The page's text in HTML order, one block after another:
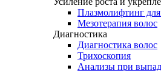
Плазмолифтинг
Мезотерапия волос
Диагностика
Диагностика волос
Трихоскопия
Анализы при